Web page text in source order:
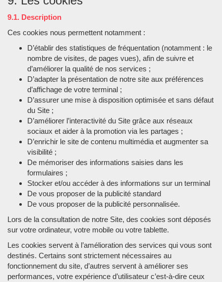
9.1. Description
Ces cookies nous permettent notamment :
D’établir des statistiques de fréquentation (notamment : le
nombre de visites, de pages vues), afin de suivre et
d’améliorer la qualité de nos services ;
D’adapter la présentation de notre site aux préférences
d’affichage de votre terminal ;
D’assurer une mise à disposition optimisée et sans défaut
du Site ;
D’améliorer l’interactivité du Site grâce aux réseaux
sociaux et aider à la promotion via les partages ;
D’enrichir le site de contenu multimédia et augmenter sa
visibilité ;
De mémoriser des informations saisies dans les
formulaires ;
Stocker et/ou accéder à des informations sur un terminal
De vous proposer de la publicité standard
De vous proposer de la publicité personnalisée.
Lors de la consultation de notre Site, des cookies sont déposés
sur votre ordinateur, votre mobile ou votre tablette.
Les cookies servent à l’amélioration des services qui vous sont
destinés. Certains sont strictement nécessaires au
fonctionnement du site, d’autres servent à améliorer ses
performances, votre expérience d’utilisateur c’est-à-dire ceux